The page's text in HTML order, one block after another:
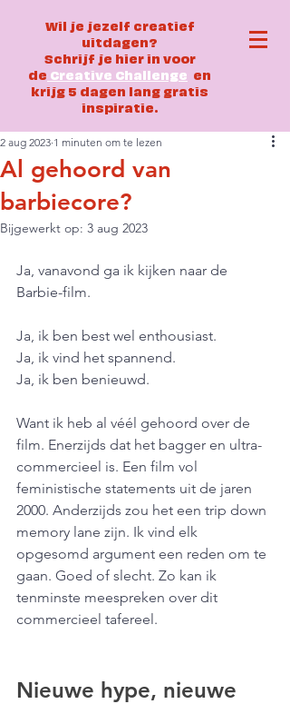
Wil je jezelf creatief
uitdagen?
Schrijf je hier in voor
de Creative Challenge en
krijg 5 dagen lang gratis
inspiratie.
Al gehoord van
barbiecore?
2 aug 2023 1 minuten om te lezen
Bijgewerkt op: 3 aug 2023
Ja, vanavond ga ik kijken naar de
Barbie-film.
Ja, ik ben best wel enthousiast.
Ja, ik vind het spannend.
Ja, ik ben benieuwd.
Want ik heb al véél gehoord over de
film. Enerzijds dat het bagger en ultra-
commercieel is. Een film vol
feministische statements uit de jaren
2000. Anderzijds zou het een trip down
memory lane zijn. Ik vind elk
opgesomd argument een reden om te
gaan. Goed of slecht. Zo kan ik
tenminste meespreken over dit
commercieel tafereel.
Nieuwe hype, nieuwe